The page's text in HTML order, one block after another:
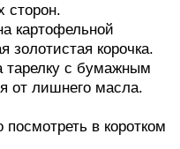
сторон.
картофельной
золотистая корочка.
тарелку с бумажным
от лишнего масла.
в коротком